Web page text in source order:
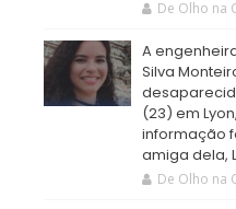
De Olho na
A
Silva
(23) em
informação
amiga dela,
De Olho na